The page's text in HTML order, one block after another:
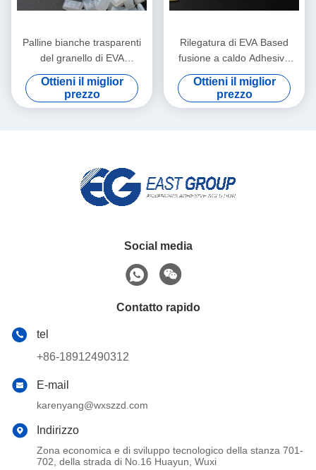
Palline bianche trasparenti
del granello di EVA
Bookbinding fusione a caldo
Adhesive
Ottieni il miglior
prezzo
Rilegatura di EVA Based
fusione a caldo Adhesive
EVA fusione a caldo colla
For del granello
Ottieni il miglior
prezzo
Social media
Contatto rapido
tel
+86-18912490312
E-mail
karenyang@wxszzd.com
Indirizzo
Zona economica e di sviluppo tecnologico della stanza 701-
702, della strada di No.16 Huayun, Wuxi